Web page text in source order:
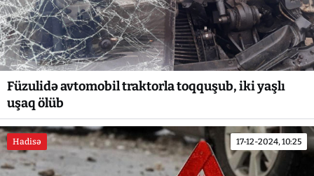
Füzulidə avtomobil traktorla toqquşub, iki yaşlı
uşaq ölüb
Hadisə 17-12-2024, 10:25